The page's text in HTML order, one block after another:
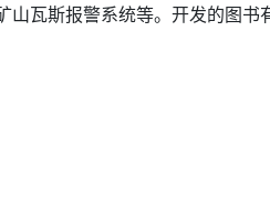
瓦斯报警系统等。开发的图书